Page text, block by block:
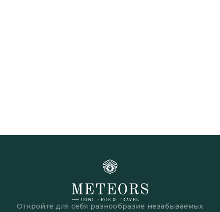
Откройте для себя разнообразие незабываемых